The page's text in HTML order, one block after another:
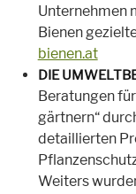
Unternehmen
Bienen
bienen.at
DIE
Beratungen
gärtnern“
detaillierten
Weiters